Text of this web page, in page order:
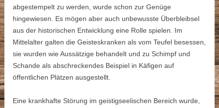
abgestempelt zu werden, wurde schon zur Genüge
hingewiesen. Es mögen aber auch unbewusste Überbleibsel
aus der historischen Entwicklung eine Rolle spielen. Im
Mittelalter galten die Geisteskranken als vom Teufel besessen,
sie wurden wie Aussätzige behandelt und zu Schimpf und
Schande als abschreckendes Beispiel in Käfigen auf
öffentlichen Plätzen ausgestellt.
Eine krankhafte Störung im geistigseelischen Bereich wurde,